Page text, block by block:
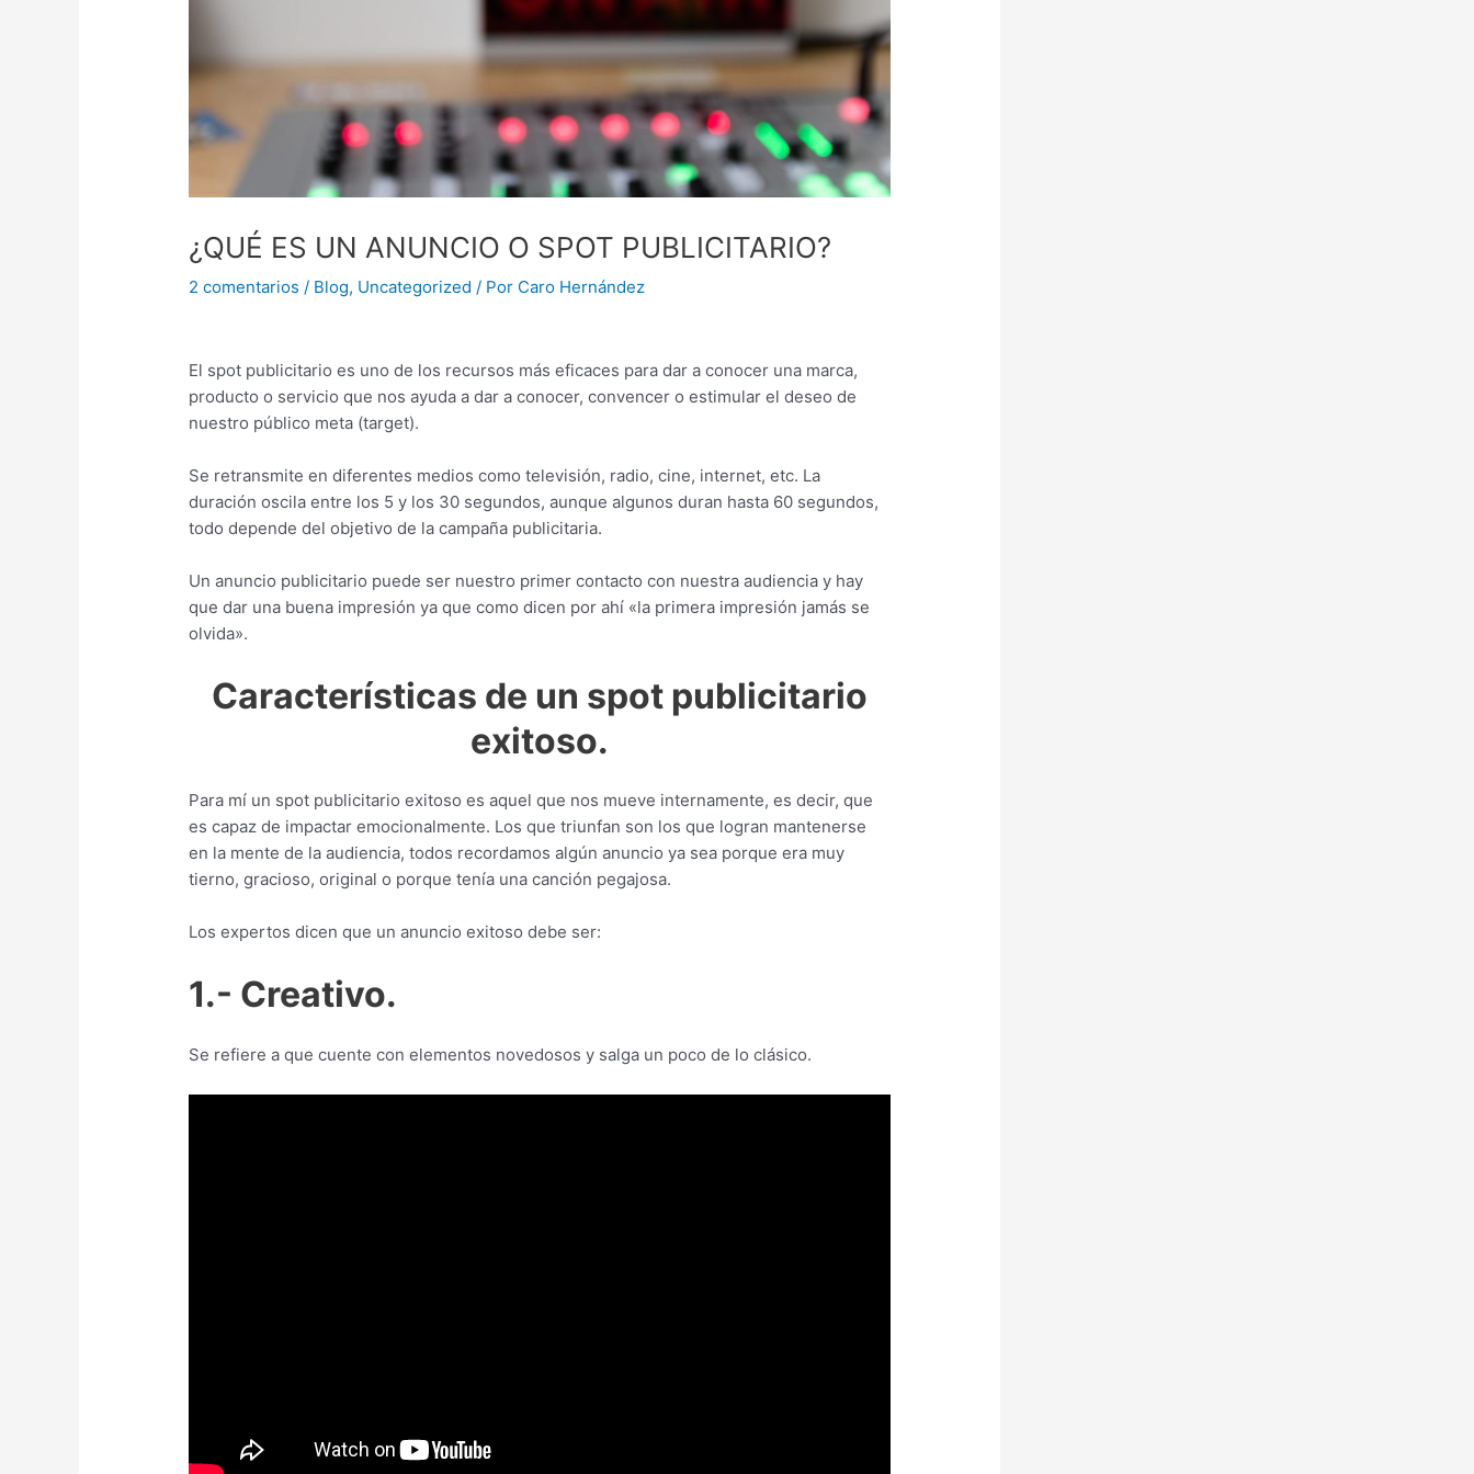
¿QUÉ ES UN ANUNCIO O SPOT PUBLICITARIO?
2 comentarios / Blog, Uncategorized / Por Caro Hernández
El spot publicitario es uno de los recursos más eficaces para dar a conocer una marca,
producto o servicio que nos ayuda a dar a conocer, convencer o estimular el deseo de
nuestro público meta (target).
Se retransmite en diferentes medios como televisión, radio, cine, internet, etc. La
duración oscila entre los 5 y los 30 segundos, aunque algunos duran hasta 60 segundos,
todo depende del objetivo de la campaña publicitaria.
Un anuncio publicitario puede ser nuestro primer contacto con nuestra audiencia y hay
que dar una buena impresión ya que como dicen por ahí «la primera impresión jamás se
olvida».
Características de un spot publicitario
exitoso.
Para mí un spot publicitario exitoso es aquel que nos mueve internamente, es decir, que
es capaz de impactar emocionalmente. Los que triunfan son los que logran mantenerse
en la mente de la audiencia, todos recordamos algún anuncio ya sea porque era muy
tierno, gracioso, original o porque tenía una canción pegajosa.
Los expertos dicen que un anuncio exitoso debe ser:
1.- Creativo.
Se refiere a que cuente con elementos novedosos y salga un poco de lo clásico.